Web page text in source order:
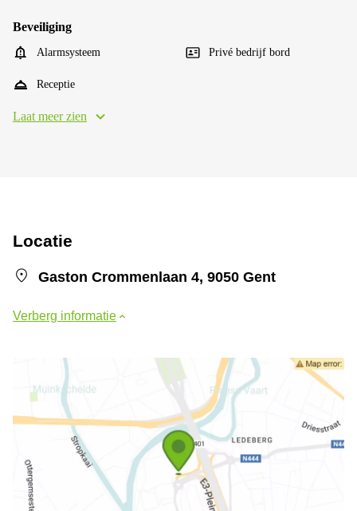
Beveiliging
Alarmsysteem Privé bedrijf bord
Receptie
Laat meer zien
Locatie
Gaston Crommenlaan 4, 9050 Gent
Verberg informatie